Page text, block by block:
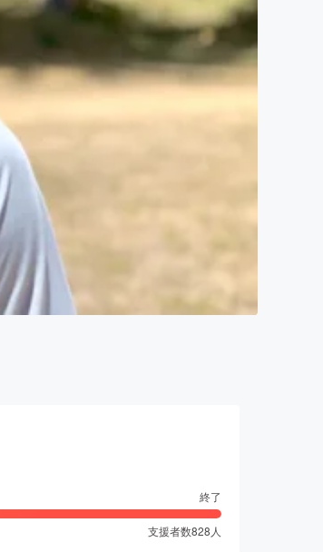
終了
支援者数828 人